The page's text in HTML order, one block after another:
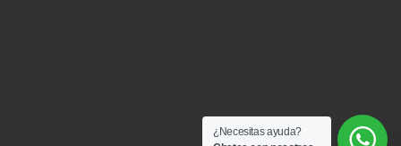
¿Necesitas ayuda?